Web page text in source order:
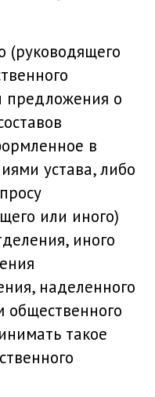
(руководящего
предложения о
в
устава, либо
или иного)
иного
наделенного
общественного
такое